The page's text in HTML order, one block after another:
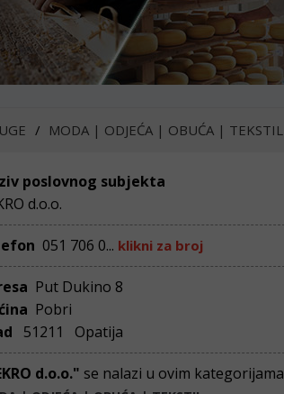
MODA | ODJEĆA | OBUĆA | TEKSTIL
poslovnog subjekta
d.o.o.
051 706 0... klikni za broj
Put Dukino 8
Pobri
51211 Opatija
d.o.o." se nalazi u ovim kategorijama